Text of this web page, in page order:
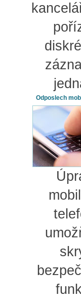
Odposlech